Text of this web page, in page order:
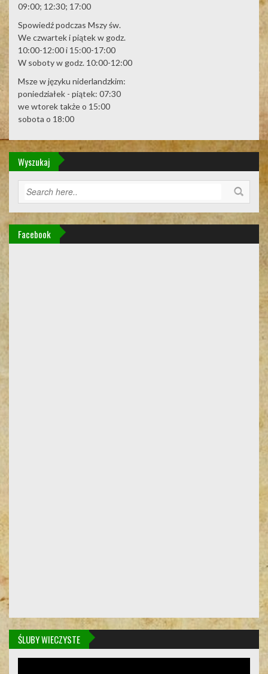
09:00; 12:30; 17:00
Spowiedź podczas Mszy św.
We czwartek i piątek w godz.
10:00-12:00 i 15:00-17:00
W soboty w godz. 10:00-12:00
Msze w języku niderlandzkim:
poniedziałek - piątek: 07:30
we wtorek także o 15:00
sobota o 18:00
Wyszukaj
Facebook
ŚLUBY WIECZYSTE